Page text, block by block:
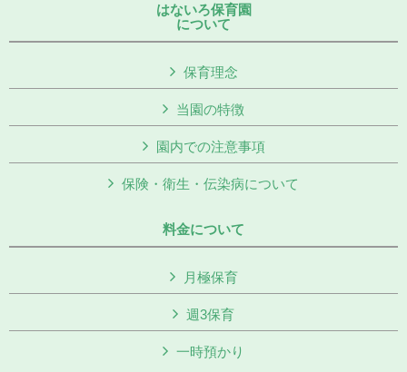
はないろ保育園
について
保育理念
当園の特徴
園内での注意事項
保険・衛生・伝染病について
料金について
月極保育
週3保育
一時預かり